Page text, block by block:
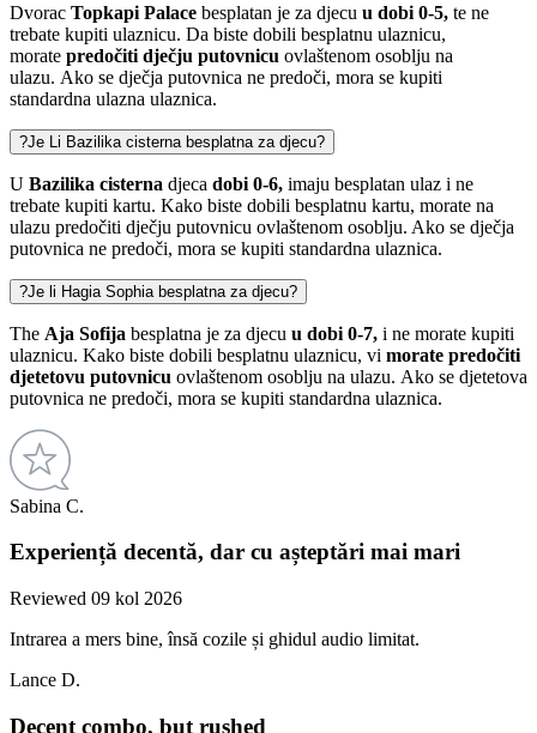
Dvorac Topkapi Palace besplatan je za djecu u dobi 0-5, te ne
trebate kupiti ulaznicu. Da biste dobili besplatnu ulaznicu,
morate predočiti dječju putovnicu ovlaštenom osoblju na
ulazu. Ako se dječja putovnica ne predoči, mora se kupiti
standardna ulazna ulaznica.
?Je Li Bazilika cisterna besplatna za djecu?
U Bazilika cisterna djeca dobi 0-6, imaju besplatan ulaz i ne
trebate kupiti kartu. Kako biste dobili besplatnu kartu, morate na
ulazu predočiti dječju putovnicu ovlaštenom osoblju. Ako se dječja
putovnica ne predoči, mora se kupiti standardna ulaznica.
?Je li Hagia Sophia besplatna za djecu?
The Aja Sofija besplatna je za djecu u dobi 0-7, i ne morate kupiti
ulaznicu. Kako biste dobili besplatnu ulaznicu, vi morate predočiti
djetetovu putovnicu ovlaštenom osoblju na ulazu. Ako se djetetova
putovnica ne predoči, mora se kupiti standardna ulaznica.
Sabina C.
Experiență decentă, dar cu așteptări mai mari
Reviewed 09 kol 2026
Intrarea a mers bine, însă cozile și ghidul audio limitat.
Lance D.
Decent combo, but rushed